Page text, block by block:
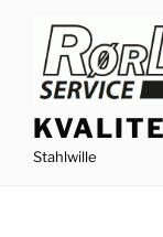
innhold
Stahlwille